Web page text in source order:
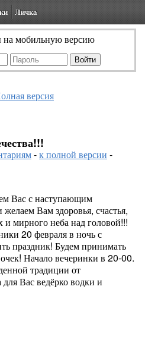
Личка
мобильную версию
версия
-к полной версии -
Вас с наступающим
Вам здоровья, счастья,
и мирного неба над головой!!!
20 февраля в ночь с
праздник! Будем принимать
Начало вечеринки в 20-00.
традиции от
Вас ведёрко водки и